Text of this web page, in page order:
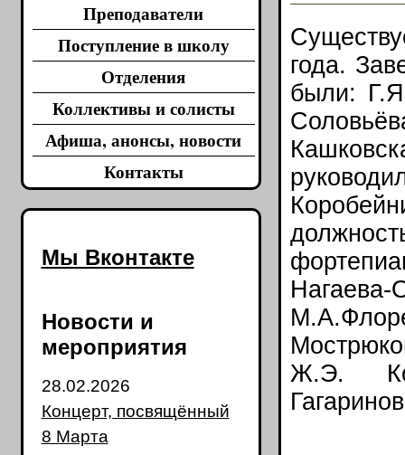
Преподаватели
Поступление в школу
Отделения
Коллективы и солисты
Афиша, анонсы, новости
Контакты
Мы Вконтакте
Новости и
мероприятия
28.02.2026
Концерт, посвящённый
8 Марта
года.
были:
Ж.Э.